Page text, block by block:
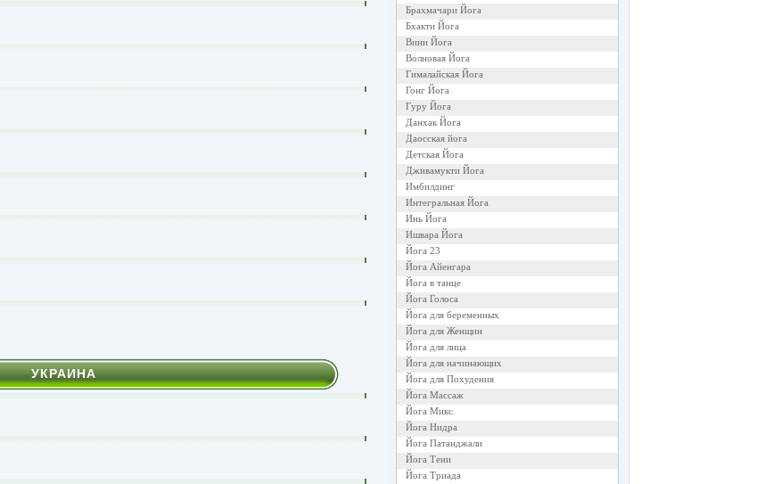
УКРАИНА
Брахмачари Йога
Бхакти Йога
Вини Йога
Волновая Йога
Гималайская Йога
Гонг Йога
Гуру Йога
Данхак Йога
Даосская йога
Детская Йога
Дживамукти Йога
Имбилдинг
Интегральная Йога
Инь Йога
Ишвара Йога
Йога 23
Йога Айенгара
Йога в танце
Йога Голоса
Йога для беременных
Йога для Женщин
Йога для лица
Йога для начинающих
Йога для Похудения
Йога Массаж
Йога Микс
Йога Нидра
Йога Патанджали
Йога Тени
Йога Триада